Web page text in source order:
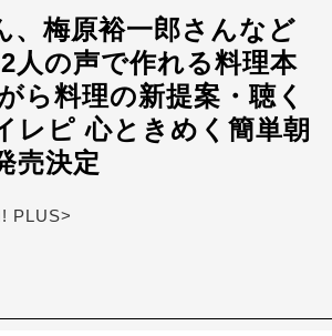
、梅原裕一郎さんなど
人の声で作れる料理本
ら料理の新提案・聴く
レピ 心ときめく簡単朝
売決定
PLUS>